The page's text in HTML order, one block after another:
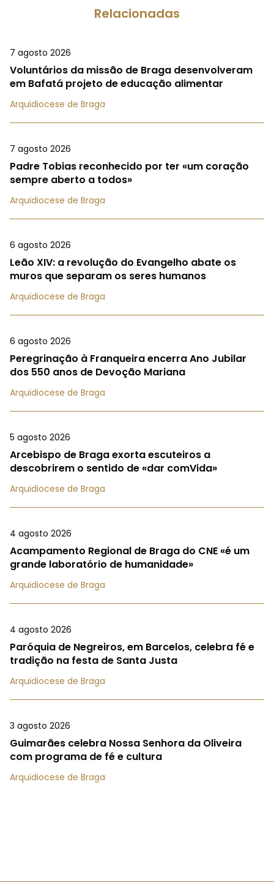
Relacionadas
7 agosto 2026
Voluntários da missão de Braga desenvolveram
em Bafatá projeto de educação alimentar
Arquidiocese de Braga
7 agosto 2026
Padre Tobias reconhecido por ter «um coração
sempre aberto a todos»
Arquidiocese de Braga
6 agosto 2026
Leão XIV: a revolução do Evangelho abate os
muros que separam os seres humanos
Arquidiocese de Braga
6 agosto 2026
Peregrinação à Franqueira encerra Ano Jubilar
dos 550 anos de Devoção Mariana
Arquidiocese de Braga
5 agosto 2026
Arcebispo de Braga exorta escuteiros a
descobrirem o sentido de «dar comVida»
Arquidiocese de Braga
4 agosto 2026
Acampamento Regional de Braga do CNE «é um
grande laboratório de humanidade»
Arquidiocese de Braga
4 agosto 2026
Paróquia de Negreiros, em Barcelos, celebra fé e
tradição na festa de Santa Justa
Arquidiocese de Braga
3 agosto 2026
Guimarães celebra Nossa Senhora da Oliveira
com programa de fé e cultura
Arquidiocese de Braga